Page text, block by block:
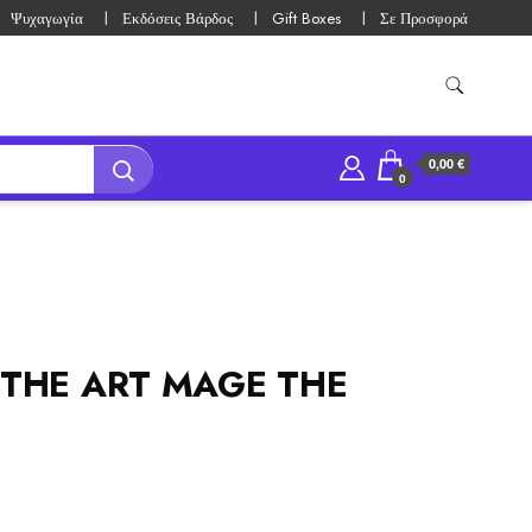
Ψυχαγωγία Εκδόσεις Βάρδος Gift Boxes Σε Προσφορά
0
0,00 €
ART MAGE THE